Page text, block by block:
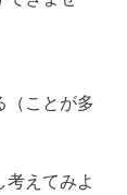
（ことが多
えてみよ